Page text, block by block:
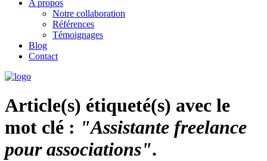
A propos
Notre collaboration
Références
Témoignages
Blog
Contact
Article(s) étiqueté(s) avec le
mot clé : "Assistante freelance
pour associations".